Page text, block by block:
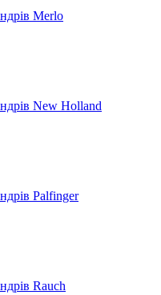
Merlo
New Holland
Palfinger
Rauch